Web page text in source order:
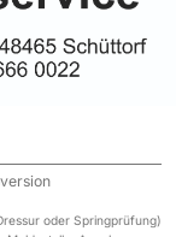
oder Springprüfung)